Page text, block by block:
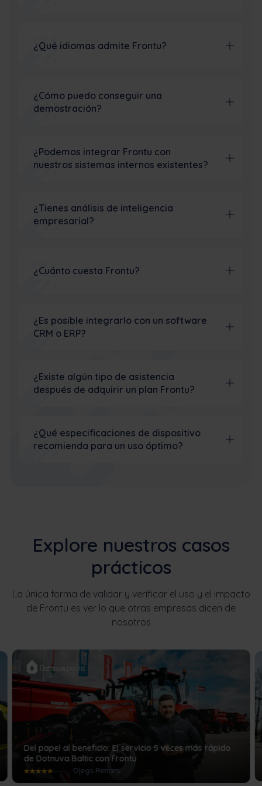
¿Qué idiomas admite Frontu?
¿Cómo puedo conseguir una
demostración?
¿Podemos integrar Frontu con
nuestros sistemas internos existentes?
¿Tienes análisis de inteligencia
empresarial?
¿Cuánto cuesta Frontu?
¿Es posible integrarlo con un software
CRM o ERP?
¿Existe algún tipo de asistencia
después de adquirir un plan Frontu?
¿Qué especificaciones de dispositivo
recomienda para un uso óptimo?
Explore nuestros casos
prácticos
La única forma de validar y verificar el uso y el impacto
de Frontu es ver lo que otras empresas dicen de
nosotros
Del papel al beneficio: El servicio 5 veces más rápido
de Dotnuva Baltic con Frontu
Oļegs Rimars